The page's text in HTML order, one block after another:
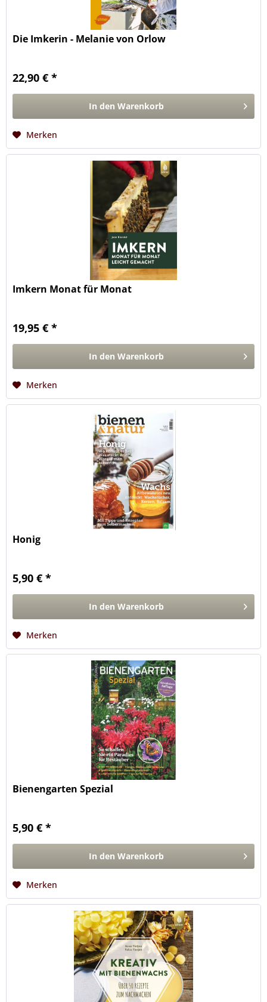
Die Imkerin - Melanie von Orlow
22,90 € *
In den Warenkorb
Merken
Imkern Monat für Monat
19,95 € *
In den Warenkorb
Merken
Honig
5,90 € *
In den Warenkorb
Merken
Bienengarten Spezial
5,90 € *
In den Warenkorb
Merken